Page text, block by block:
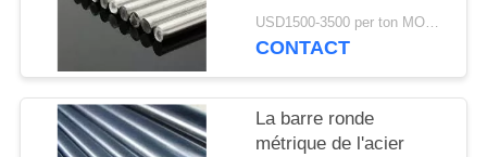
DU
SITE
de barre d'acier accule
des applications
USD1500-3500 per ton MOQ:1TON
CONTACT
La barre ronde
métrique de l'acier